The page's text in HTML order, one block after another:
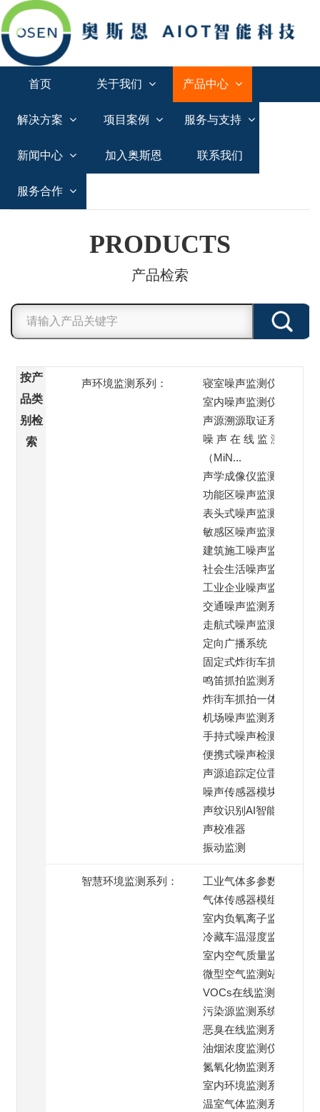
首页 关于我们 产品中心
解决方案 项目案例 服务与支持
新闻中心 加入奥斯恩 联系我们
服务合作
PRODUCTS
产品检索
按产
品类
别检
索
声环境监测系列：
寝室噪声监测仪
室内噪声监测仪
声源溯源取证系统
噪 声 在 线 监 测 站
（MiN...
声学成像仪监测
功能区噪声监测子站
表头式噪声监测仪
敏感区噪声监测系统
建筑施工噪声监测系统
社会生活噪声监测系统
工业企业噪声监测系统
交通噪声监测系统
走航式噪声监测系统
定向广播系统
固定式炸街车抓拍系统
鸣笛抓拍监测系统
炸街车抓拍一体机
机场噪声监测系统
手持式噪声检测仪
便携式噪声检测仪
声源追踪定位雷达
噪声传感器模块
声纹识别AI智能模块
声校准器
振动监测
智慧环境监测系列：
工业气体多参数监测仪
气体传感器模组
室内负氧离子监测仪
冷藏车温湿度监测系统
室内空气质量监测仪
微型空气监测站
VOCs在线监测仪
污染源监测系统
恶臭在线监测系统
油烟浓度监测仪
氮氧化物监测系统
室内环境监测系统
温室气体监测系统